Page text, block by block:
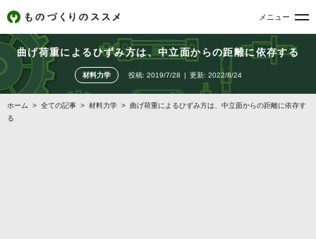
メニュー
曲げ荷重によるひずみ方は、中立面からの距離に依存する
材料力学 投稿: 2019/7/28 更新: 2022/8/24
ホーム > 全ての記事 > 材料力学 > 曲げ荷重によるひずみ方は、中立面からの距離に依存す
る